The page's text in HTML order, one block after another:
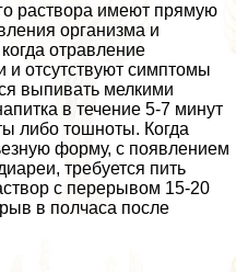
раствора имеют прямую
организма и
отравление
и отсутствуют симптомы
выпивать мелкими
в течение 5-7 минут
либо тошноты. Когда
форму, с появлением
требуется пить
с перерывом 15-20
в полчаса после